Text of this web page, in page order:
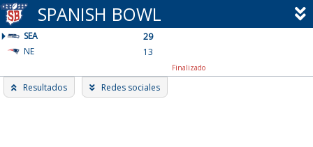
Skip
to
content
SPANISH BOWL
SEA
29
NE
13
Finalizado
Resultados Redes sociales